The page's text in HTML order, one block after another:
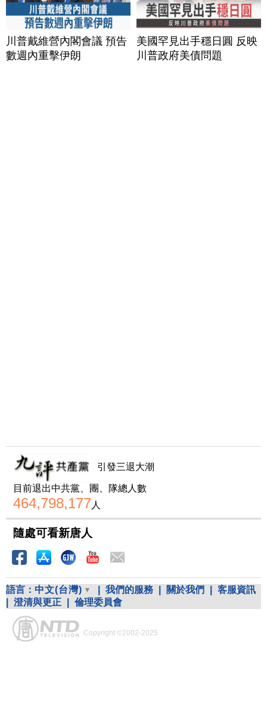
川普戴維營內閣會議 預告
數週內重擊伊朗
美國罕見出手穩日圓 反映
川普政府美債問題
引發三退大潮
目前退出中共黨、團、隊總人數
464,798,177人
隨處可看新唐人
語言： 中文(台灣) 我們的服務 關於我們
客服資訊
澄清與更正 倫理委員會
Copyright ©2002-2025